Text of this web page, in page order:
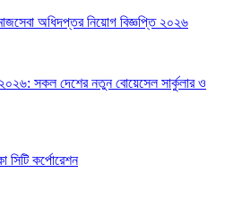
অধিদপ্তর নিয়োগ বিজ্ঞপ্তি ২০২৬
২০২৬: সকল দেশের নতুন বোয়েসেল সার্কুলার ও
সিটি কর্পোরেশন